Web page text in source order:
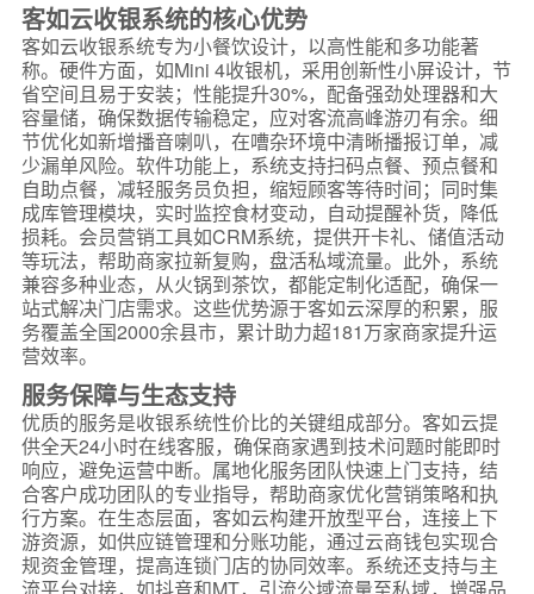
客如云收银系统的核心优势
客如云收银系统专为小餐饮设计，以高性能和多功能著
称。硬件方面，如Mini 4收银机，采用创新性小屏设计，节
省空间且易于安装；性能提升30%，配备强劲处理器和大
容量储，确保数据传输稳定，应对客流高峰游刃有余。细
节优化如新增播音喇叭，在嘈杂环境中清晰播报订单，减
少漏单风险。软件功能上，系统支持扫码点餐、预点餐和
自助点餐，减轻服务员负担，缩短顾客等待时间；同时集
成库管理模块，实时监控食材变动，自动提醒补货，降低
损耗。会员营销工具如CRM系统，提供开卡礼、储值活动
等玩法，帮助商家拉新复购，盘活私域流量。此外，系统
兼容多种业态，从火锅到茶饮，都能定制化适配，确保一
站式解决门店需求。这些优势源于客如云深厚的积累，服
务覆盖全国2000余县市，累计助力超181万家商家提升运
营效率。
服务保障与生态支持
优质的服务是收银系统性价比的关键组成部分。客如云提
供全天24小时在线客服，确保商家遇到技术问题时能即时
响应，避免运营中断。属地化服务团队快速上门支持，结
合客户成功团队的专业指导，帮助商家优化营销策略和执
行方案。在生态层面，客如云构建开放型平台，连接上下
游资源，如供应链管理和分账功能，通过云商钱包实现合
规资金管理，提高连锁门店的协同效率。系统还支持与主